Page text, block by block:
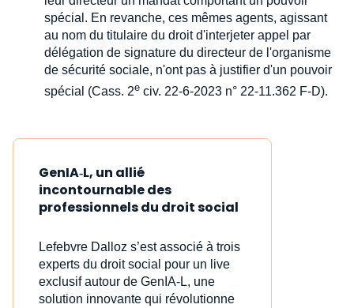
spécial. En revanche, ces mêmes agents, agissant
au nom du titulaire du droit d'interjeter appel par
délégation de signature du directeur de l'organisme
de sécurité sociale, n'ont pas à justifier d'un pouvoir
spécial (Cass. 2e civ. 22-6-2023 n° 22-11.362 F-D).
GenIA‑L, un allié
incontournable des
professionnels du droit social
Lefebvre Dalloz s’est associé à trois
experts du droit social pour un live
exclusif autour de GenIA‑L, une
solution innovante qui révolutionne